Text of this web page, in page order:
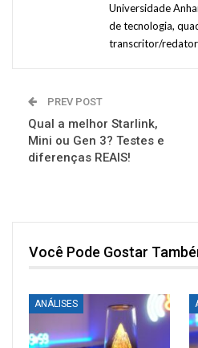
Universidade
de tecnologia,
transcritor/redator
PREV POST
Qual a melhor Starlink,
Mini ou Gen 3? Testes e
diferenças REAIS!
Você Pode Gostar
ANÁLISES